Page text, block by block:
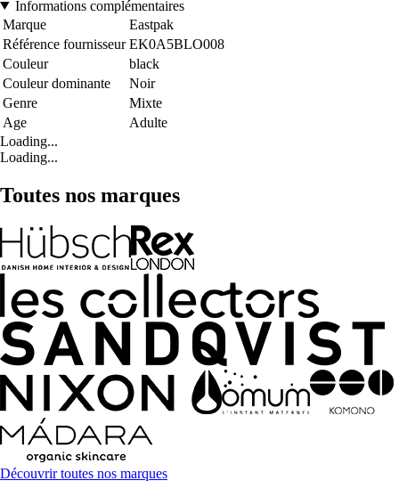
Informations complémentaires
Marque
Eastpak
Référence fournisseur EK0A5BLO008
Couleur
black
Couleur dominante
Noir
Genre
Mixte
Age
Adulte
Loading...
Loading...
Toutes nos marques
Découvrir toutes nos marques